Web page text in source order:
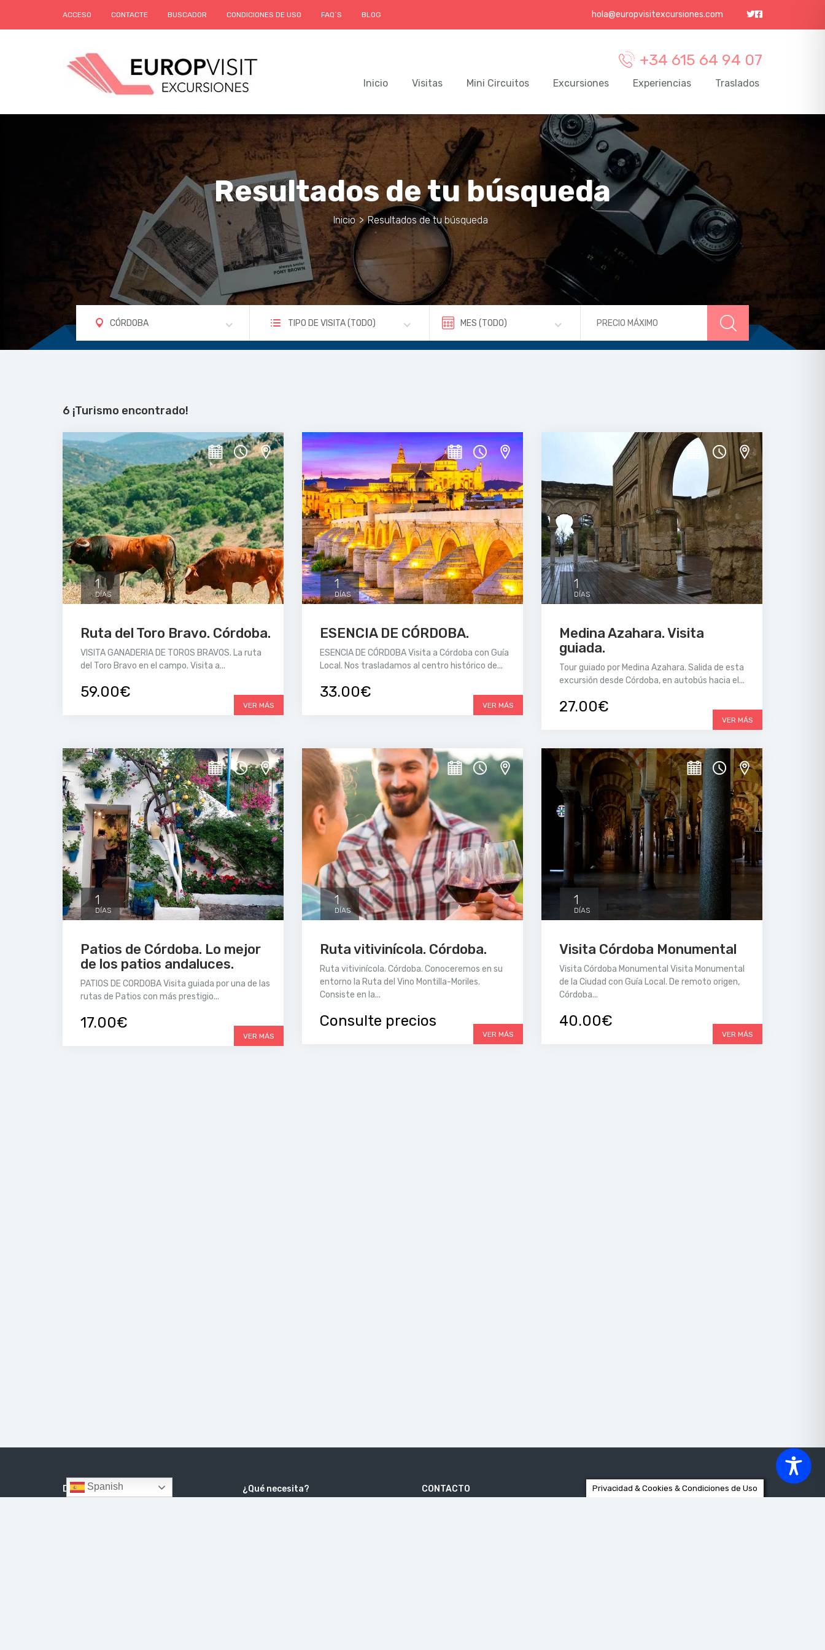
ACCESO CONTACTE BUSCADOR CONDICIONES DE USO FAQ´S BLOG hola@europvisitexcursiones.com
+34 615 64 94 07
Inicio Visitas Mini Circuitos Excursiones Experiencias Traslados
Resultados de tu búsqueda
Inicio > Resultados de tu búsqueda
CÓRDOBA TIPO DE VISITA (TODO) MES (TODO)
6 ¡Turismo encontrado!
1
DÍAS
Ruta del Toro Bravo. Córdoba.
VISITA GANADERIA DE TOROS BRAVOS. La ruta
del Toro Bravo en el campo. Visita a...
59.00€
VER MÁS
1
DÍAS
ESENCIA DE CÓRDOBA.
ESENCIA DE CÓRDOBA Visita a Córdoba con Guía
Local. Nos trasladamos al centro histórico de...
33.00€
VER MÁS
1
DÍAS
Medina Azahara. Visita
guiada.
Tour guiado por Medina Azahara. Salida de esta
excursión desde Córdoba, en autobús hacia el...
27.00€
VER MÁS
1
DÍAS
Patios de Córdoba. Lo mejor
de los patios andaluces.
PATIOS DE CORDOBA Visita guiada por una de las
rutas de Patios con más prestigio...
17.00€
VER MÁS
1
DÍAS
Ruta vitivinícola. Córdoba.
Ruta vitivinícola. Córdoba. Conoceremos en su
entorno la Ruta del Vino Montilla-Moriles.
Consiste en la...
Consulte precios
VER MÁS
1
DÍAS
Visita Córdoba Monumental
Visita Córdoba Monumental Visita Monumental
de la Ciudad con Guía Local. De remoto origen,
Córdoba...
40.00€
VER MÁS
Destinos ¿Qué necesita? CONTACTO Privacidad & Cookies & Condiciones de Uso
Spanish